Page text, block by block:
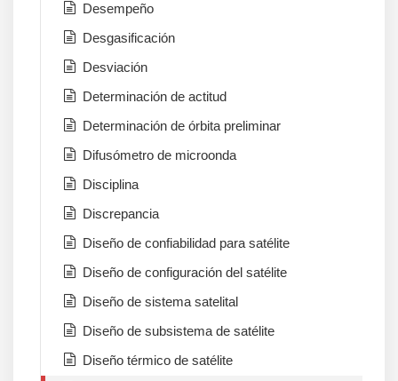
Desempeño
Desgasificación
Desviación
Determinación de actitud
Determinación de órbita preliminar
Difusómetro de microonda
Disciplina
Discrepancia
Diseño de confiabilidad para satélite
Diseño de configuración del satélite
Diseño de sistema satelital
Diseño de subsistema de satélite
Diseño térmico de satélite